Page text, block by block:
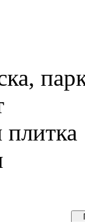
плитка